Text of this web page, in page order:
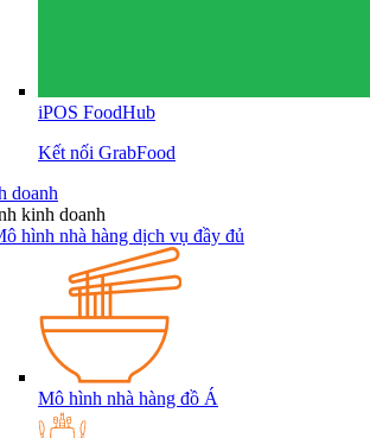
iPOS FoodHub
Kết nối GrabFood
doanh
kinh doanh
hình nhà hàng dịch vụ đầy đủ
Mô hình nhà hàng đồ Á